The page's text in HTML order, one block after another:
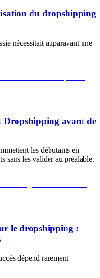
du dropshipping
nécessitait auparavant une
avant de
les débutants en
sans les valider au préalable.
le dropshipping :
dépend rarement